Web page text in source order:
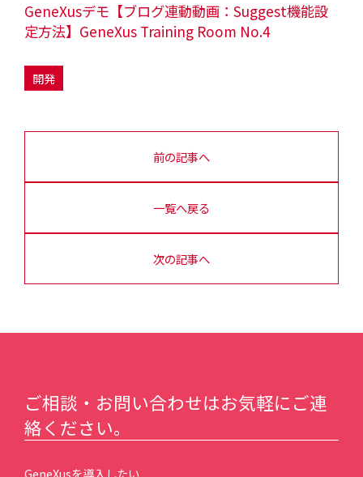
GeneXusデモ【ブログ連動動画：Suggest機能設
定方法】GeneXus Training Room No.4
開発
前の記事へ
一覧へ戻る
次の記事へ
ご相談・お問い合わせはお気軽にご連
絡ください。
GeneXusを導入したい